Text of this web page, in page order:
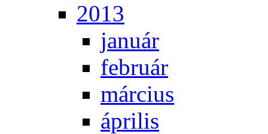
2013
ja­nu­ár
feb­ru­ár
már­ci­us
áp­ri­lis